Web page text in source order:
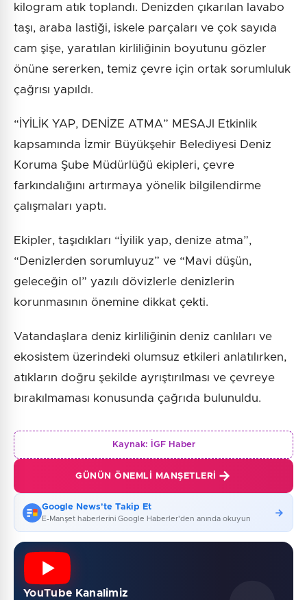
kilogram atık toplandı. Denizden çıkarılan lavabo
taşı, araba lastiği, iskele parçaları ve çok sayıda
cam şişe, yaratılan kirliliğinin boyutunu gözler
önüne sererken, temiz çevre için ortak sorumluluk
çağrısı yapıldı.
“İYİLİK YAP, DENİZE ATMA” MESAJI Etkinlik
kapsamında İzmir Büyükşehir Belediyesi Deniz
Koruma Şube Müdürlüğü ekipleri, çevre
farkındalığını artırmaya yönelik bilgilendirme
çalışmaları yaptı.
Ekipler, taşıdıkları “İyilik yap, denize atma”,
“Denizlerden sorumluyuz” ve “Mavi düşün,
geleceğin ol” yazılı dövizlerle denizlerin
korunmasının önemine dikkat çekti.
Vatandaşlara deniz kirliliğinin deniz canlıları ve
ekosistem üzerindeki olumsuz etkileri anlatılırken,
atıkların doğru şekilde ayrıştırılması ve çevreye
bırakılmaması konusunda çağrıda bulunuldu.
Kaynak: İGF Haber
GÜNÜN ÖNEMLI MANŞETLERI
Google News'te Takip Et
E-Manşet haberlerini Google Haberler'den anında okuyun
YouTube Kanalimiz